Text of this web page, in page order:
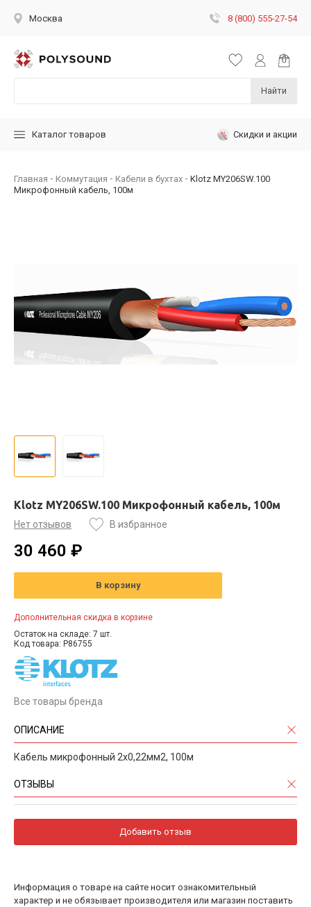
Москва 8 (800) 555-27-54
Найти
Каталог товаров Скидки и акции
Главная Коммутация Кабели в бухтах
Klotz MY206SW.100
Микрофонный кабель, 100м
Klotz MY206SW.100 Микрофонный кабель, 100м
Нет отзывов В избранное
30 460 ₽
В корзину
Дополнительная скидка в корзине
Остаток на складе: 7 шт.
Код товара: P86755
Все товары бренда
ОПИСАНИЕ
Кабель микрофонный 2х0,22мм2, 100м
ОТЗЫВЫ
Добавить отзыв
Информация о товаре на сайте носит ознакомительный
характер и не обязывает производителя или магазин поставить